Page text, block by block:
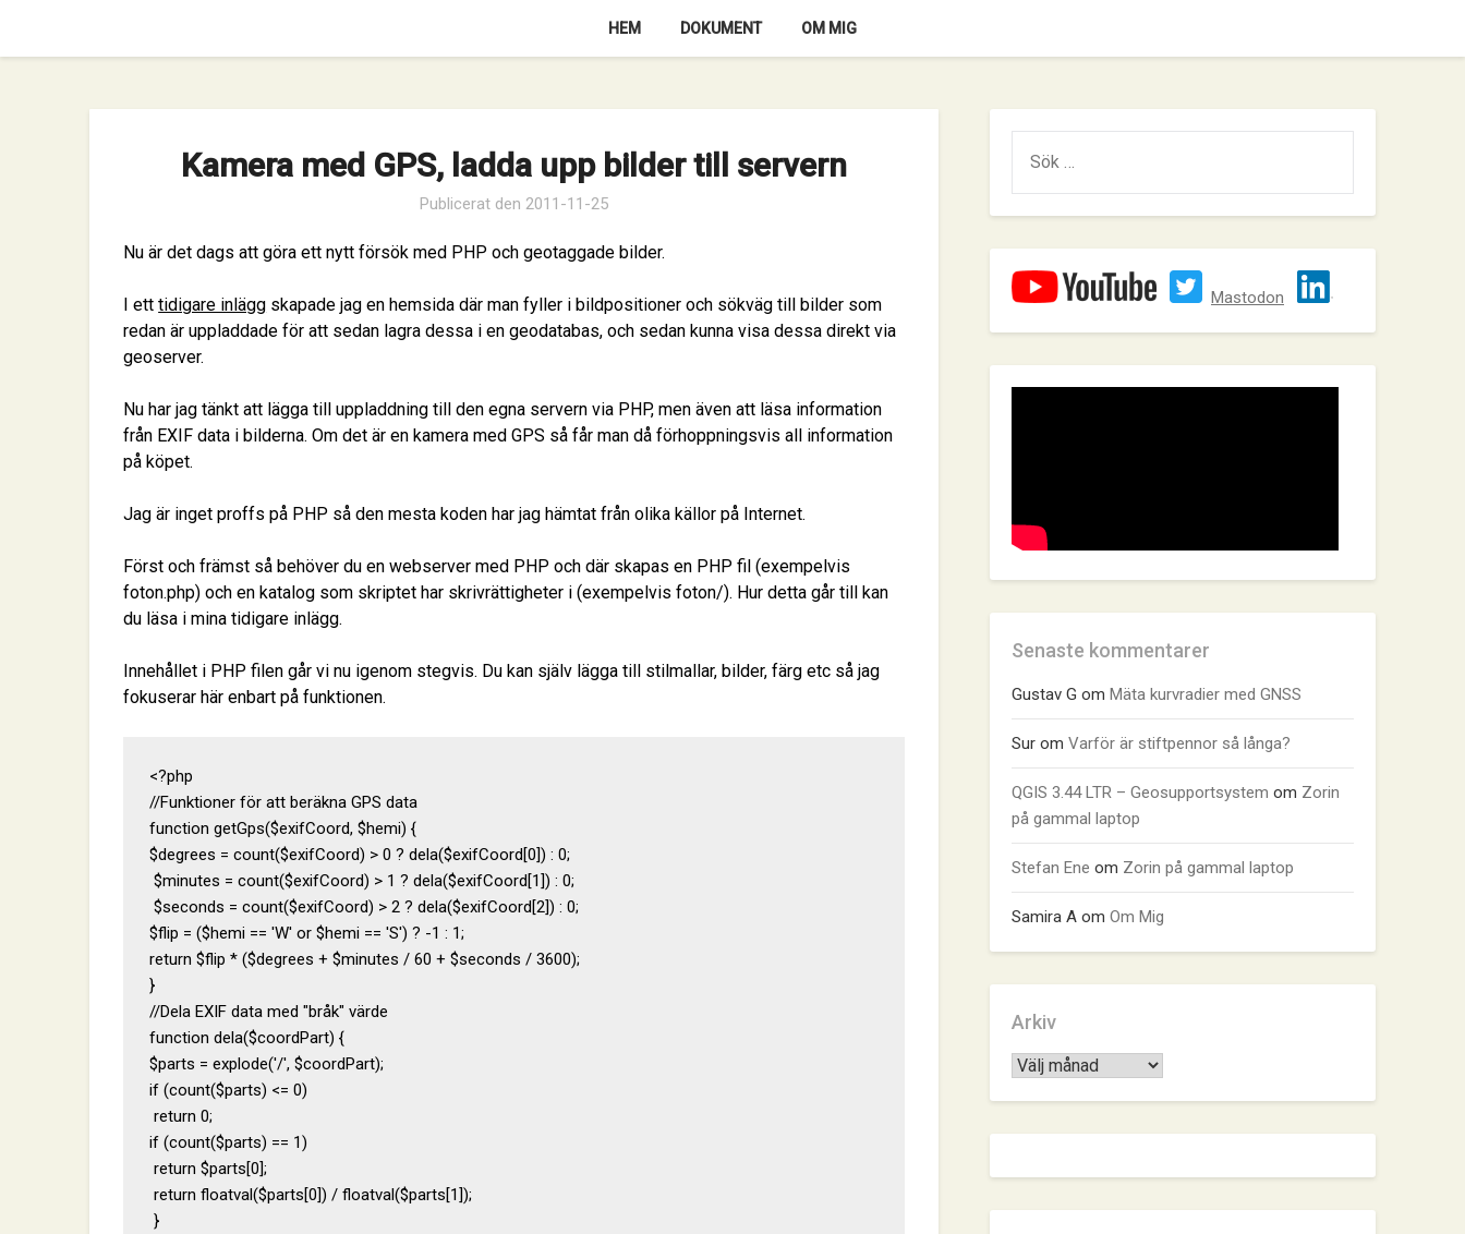
HEM DOKUMENT OM MIG
Kamera med GPS, ladda upp bilder till servern
Publicerat den 2011-11-25
Nu är det dags att göra ett nytt försök med PHP och geotaggade bilder.
I etttidigare inlägg skapade jag en hemsida där man fyller i bildpositioner och sökväg till bilder som
redan är uppladdade för att sedan lagra dessa i en geodatabas, och sedan kunna visa dessa direkt via
geoserver.
Nu har jag tänkt att lägga till uppladdning till den egna servern via PHP, men även att läsa information
från EXIF data i bilderna. Om det är en kamera med GPS så får man då förhoppningsvis all information
på köpet.
Jag är inget proffs på PHP så den mesta koden har jag hämtat från olika källor på Internet.
Först och främst så behöver du en webserver med PHP och där skapas en PHP fil (exempelvis
foton.php) och en katalog som skriptet har skrivrättigheter i (exempelvis foton/). Hur detta går till kan
du läsa i mina tidigare inlägg.
Innehållet i PHP filen går vi nu igenom stegvis. Du kan själv lägga till stilmallar, bilder, färg etc så jag
fokuserar här enbart på funktionen.
<?php
//Funktioner för att beräkna GPS data
function getGps($exifCoord, $hemi) {
$degrees = count($exifCoord) > 0 ? dela($exifCoord[0]) : 0;
$minutes = count($exifCoord) > 1 ? dela($exifCoord[1]) : 0;
$seconds = count($exifCoord) > 2 ? dela($exifCoord[2]) : 0;
$flip = ($hemi == 'W' or $hemi == 'S') ? -1 : 1;
return $flip * ($degrees + $minutes / 60 + $seconds / 3600);
}
//Dela EXIF data med "bråk" värde
function dela($coordPart) {
$parts = explode('/', $coordPart);
if (count($parts) <= 0)
return 0;
if (count($parts) == 1)
return $parts[0];
return floatval($parts[0]) / floatval($parts[1]);
}
EFTER:
Mastodon
Senaste kommentarer
Gustav G om Mäta kurvradier med GNSS
Surom Varför är stiftpennor så långa?
QGIS 3.44 LTR – Geosupportsystem om Zorin
på gammal laptop
Stefan Ene om Zorin på gammal laptop
Samira Aom Om Mig
Arkiv
Arkiv